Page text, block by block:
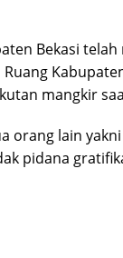
Bekasi
mangkir
orang lain
pidana